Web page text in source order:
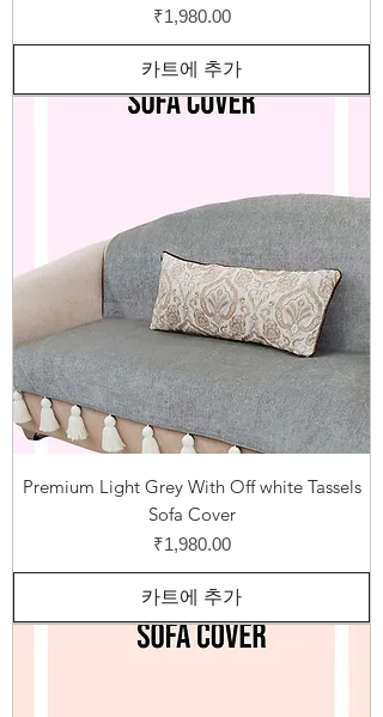
가격
₹1,980.00
카트에 추가
Premium Light Grey With Off white Tassels
Sofa Cover
가격
₹1,980.00
카트에 추가